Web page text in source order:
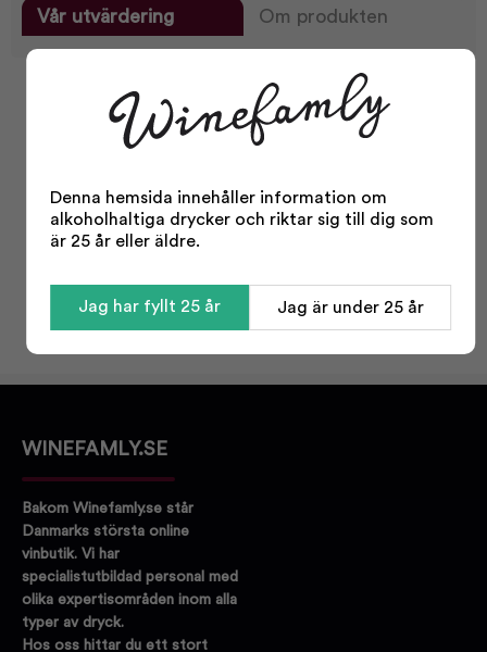
Vår utvärdering Om produkten
Facts
Öltyp: Brown Ale
Odling: Ekologisk
Odling: Ekologisk
Korkvariant: Kapsyl
Ölbitterhet: Lite bitter
Visa mer
WINEFAMLY.SE
Bakom Winefamly.se står
Danmarks största online
vinbutik. Vi har
specialistutbildad personal med
olika expertisområden inom alla
typer av dryck.
Hos oss hittar du ett stort
Denna hemsida innehåller information om
alkoholhaltiga drycker och riktar sig till dig som
är 25 år eller äldre.
Jag har fyllt 25 år Jag är under 25 år